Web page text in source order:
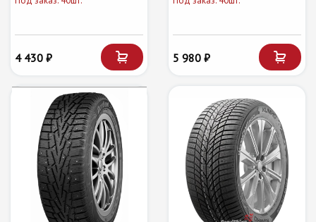
4 430 ₽ 5 980 ₽